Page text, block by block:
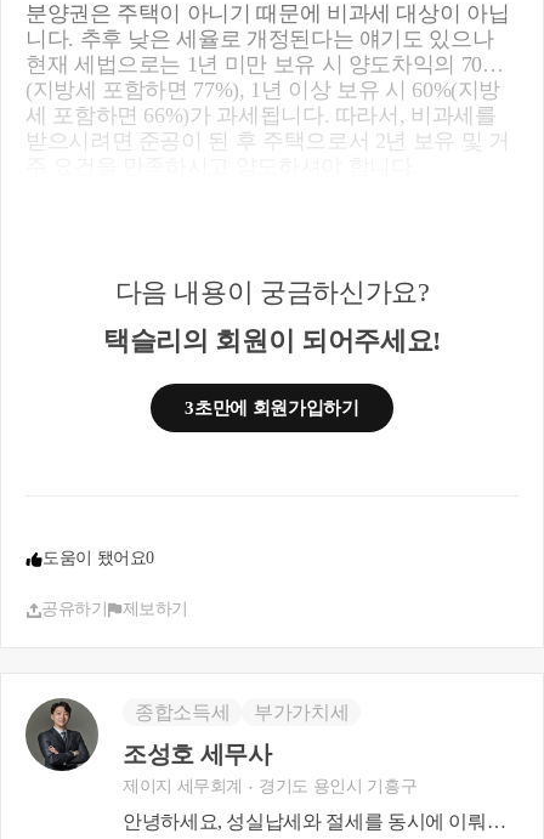
분양권은 주택이 아니기 때문에 비과세 대상이 아닙
니다. 추후 낮은 세율로 개정된다는 얘기도 있으나
현재 세법으로는 1년 미만 보유 시 양도차익의 70%
(지방세 포함하면 77%), 1년 이상 보유 시 60%(지방
세 포함하면 66%)가 과세됩니다. 따라서, 비과세를
받으시려면 준공이 된 후 주택으로서 2년 보유 및 거
해 보시면 좋을 것 같습니다.
다음 내용이 궁금하신가요?
택슬리의 회원이 되어주세요!
3초만에 회원가입하기
도움이 됐어요0
공유하기 제보하기
종합소득세 부가가치세
조성호 세무사
제이지 세무회계 경기도 용인시 기흥구
안녕하세요, 성실납세와 절세를 동시에 이뤄드